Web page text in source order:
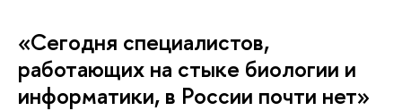
«Сегодня специалистов,
работающих на стыке биологии и
информатики, в России почти нет»